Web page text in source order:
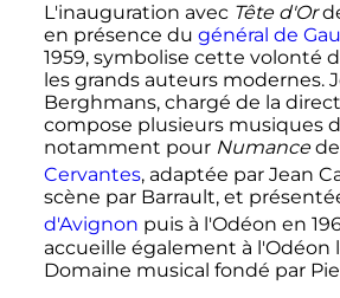
L'inauguration avec Tête d'Or
en présence du général de
1959, symbolise cette volonté
les grands auteurs modernes.
Berghmans, chargé de la
compose plusieurs musiques
notamment pour Numancede
Cervantes, adaptée par Jean
scène par Barrault, et
d'Avignon puis à l'Odéon en
accueille également à l'Odéon
Domaine musical fondé par